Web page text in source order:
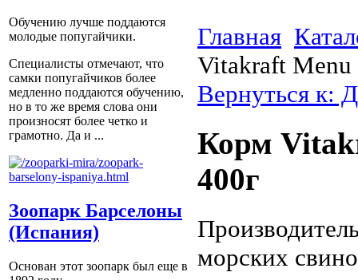
Обучению лучше поддаются
молодые попугайчики.
Специалисты отмечают, что
самки попугайчиков более
медленно поддаются обучению,
но в то же время слова они
произносят более четко и
грамотно. Да и ...
Зоопарк Барселоны
(Испания)
Основан этот зоопарк был еще в
Главная
Vitakraft Menu
Вернуться к:
Корм
400г
морских